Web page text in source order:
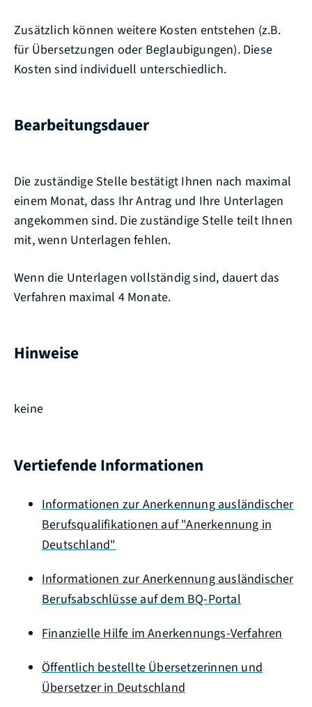
Zusätzlich können weitere Kosten entstehen (z.B.
für Übersetzungen oder Beglaubigungen). Diese
Kosten sind individuell unterschiedlich.
Bearbeitungsdauer
Die zuständige Stelle bestätigt Ihnen nach maximal
einem Monat, dass Ihr Antrag und Ihre Unterlagen
angekommen sind. Die zuständige Stelle teilt Ihnen
mit, wenn Unterlagen fehlen.
Wenn die Unterlagen vollständig sind, dauert das
Verfahren maximal 4 Monate.
Hinweise
keine
Vertiefende Informationen
Informationen zur Anerkennung ausländischer
Berufsqualifikationen auf "Anerkennung in
Deutschland"
Informationen zur Anerkennung ausländischer
Berufsabschlüsse auf dem BQ-Portal
Finanzielle Hilfe im Anerkennungs-Verfahren
Öffentlich bestellte Übersetzerinnen und
Übersetzer in Deutschland